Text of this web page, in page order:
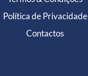
Política de Privacidade
Contactos